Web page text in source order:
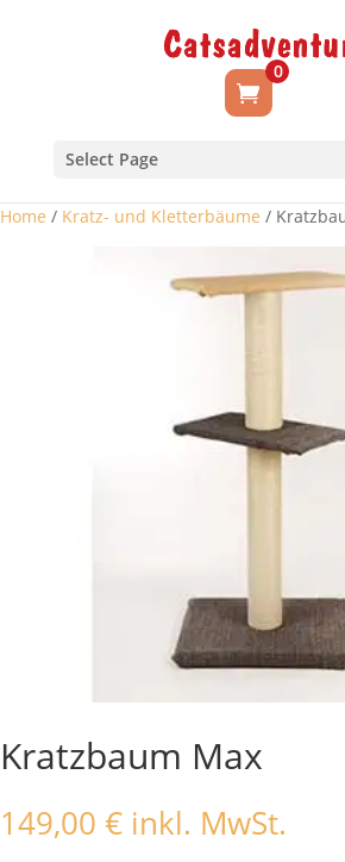
0
Select Page
Home / Kratz- und Kletterbäume /
Kratzbaum Max
149,00 € inkl. MwSt.